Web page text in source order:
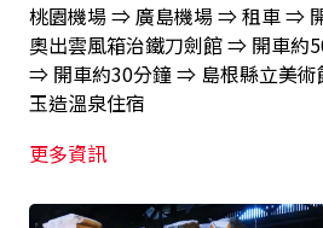
桃園機場 ⇒ 廣島機場 ⇒ 租車 ⇒
奧出雲風箱治鐵刀劍館 ⇒ 開車約
⇒ 開車約30分鐘 ⇒ 島根縣立美
玉造溫泉住宿
更多資訊